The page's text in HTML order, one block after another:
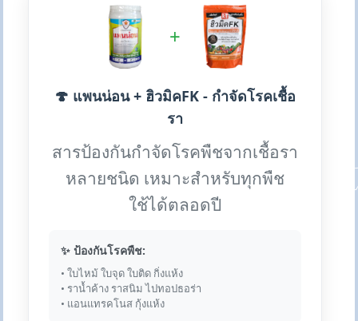
+
🍄 แพนน่อน + ฮิวมิคFK - กำจัดโรคเชื้อ
รา
สารป้องกันกำจัดโรคพืชจากเชื้อรา
หลายชนิด เหมาะสำหรับทุกพืช
ใช้ได้ตลอดปี
✨ ป้องกันโรคพืช:
• ใบไหม้ ใบจุด ใบติด กิ่งแห้ง
• ราน้ำค้าง ราสนิม ไปทอปธอร่า
• แอนแทรคโนส กุ้งแห้ง